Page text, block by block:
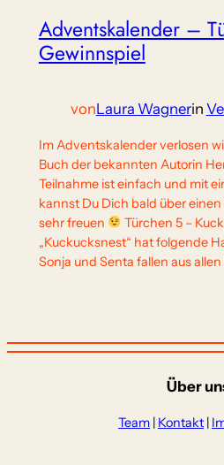
Adventskalender –
Gewinnspiel
vonLaura Wagnerin
Im Adventskalender verlosen
Buch der bekannten Autorin
Teilnahme ist einfach und mit
kannst Du Dich bald über
sehr freuen
Türchen 5 –
„Kuckucksnest“ hat folgende
Sonja und Senta fallen aus
Über
Team | Kontakt |